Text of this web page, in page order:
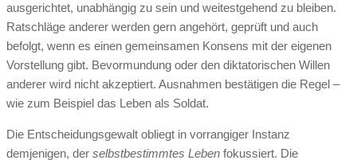
ausgerichtet, unabhängig zu sein und weitestgehend zu bleiben.
Ratschläge anderer werden gern angehört, geprüft und auch
befolgt, wenn es einen gemeinsamen Konsens mit der eigenen
Vorstellung gibt. Bevormundung oder den diktatorischen Willen
anderer wird nicht akzeptiert. Ausnahmen bestätigen die Regel –
wie zum Beispiel das Leben als Soldat.
Die Entscheidungsgewalt obliegt in vorrangiger Instanz
demjenigen, der selbstbestimmtes Leben fokussiert. Die